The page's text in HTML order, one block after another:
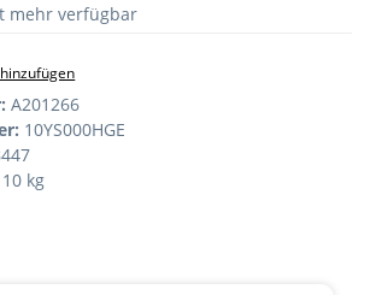
mehr verfügbar
A201266
10YS000HGE
10 kg